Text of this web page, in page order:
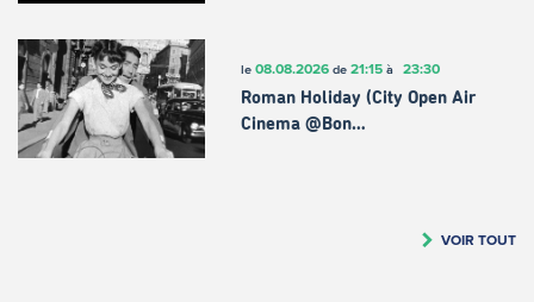
le 08.08.2026de 21:15à 23:30
Roman Holiday (City Open Air
Cinema @Bon…
VOIR TOUT